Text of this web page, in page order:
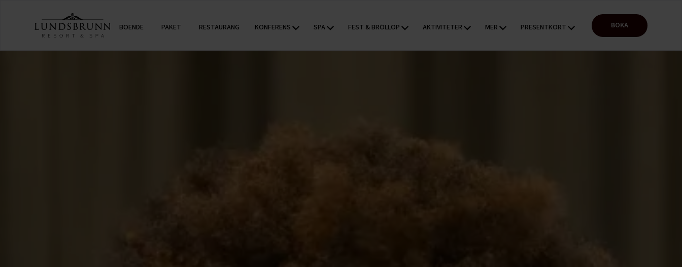
BOENDE PAKET RESTAURANG KONFERENS SPA FEST & BRÖLLOP AKTIVITETER MER PRESENTKORT BOKA